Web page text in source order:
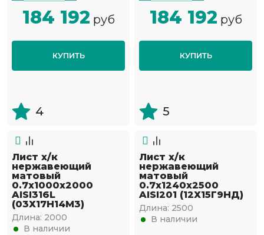
184 192 руб
КУПИТЬ
4
184 192 руб
КУПИТЬ
5
Лист х/к
нержавеющий
матовый
0.7х1000х2000
AISI316L
(03Х17Н14М3)
Длина: 2000
В наличии
Лист х/к
нержавеющий
матовый
0.7х1240х2500
AISI201 (12Х15Г9НД)
Длина: 2500
В наличии